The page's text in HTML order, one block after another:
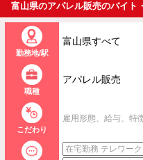
富山県のアパレル販売のバイト
勤務地/駅
富山県すべて
職種
アパレル販売
こだわり
雇用形態、給与、特